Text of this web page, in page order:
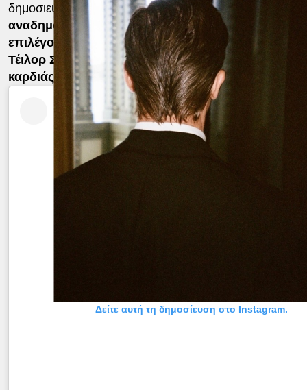
δημοσιεύσει φωτογραφία με τον ηθοποιό στους
αναδημοσίευσε τις εικόνες στα Instagram Stories
επιλέγοντας να τις συνοδεύσει με το τραγούδι
Τέιλορ Σουίφτ και προσθέτοντας σε μία από αυτές
καρδιάς.
Δείτε αυτή τη δημοσίευση στο Instagram.